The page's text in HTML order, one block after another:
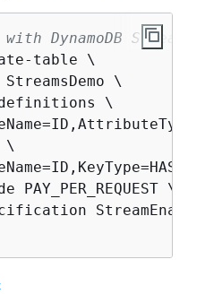
DynamoDB Streams
table \
\
\
\
\
PAY_PER_REQUEST \